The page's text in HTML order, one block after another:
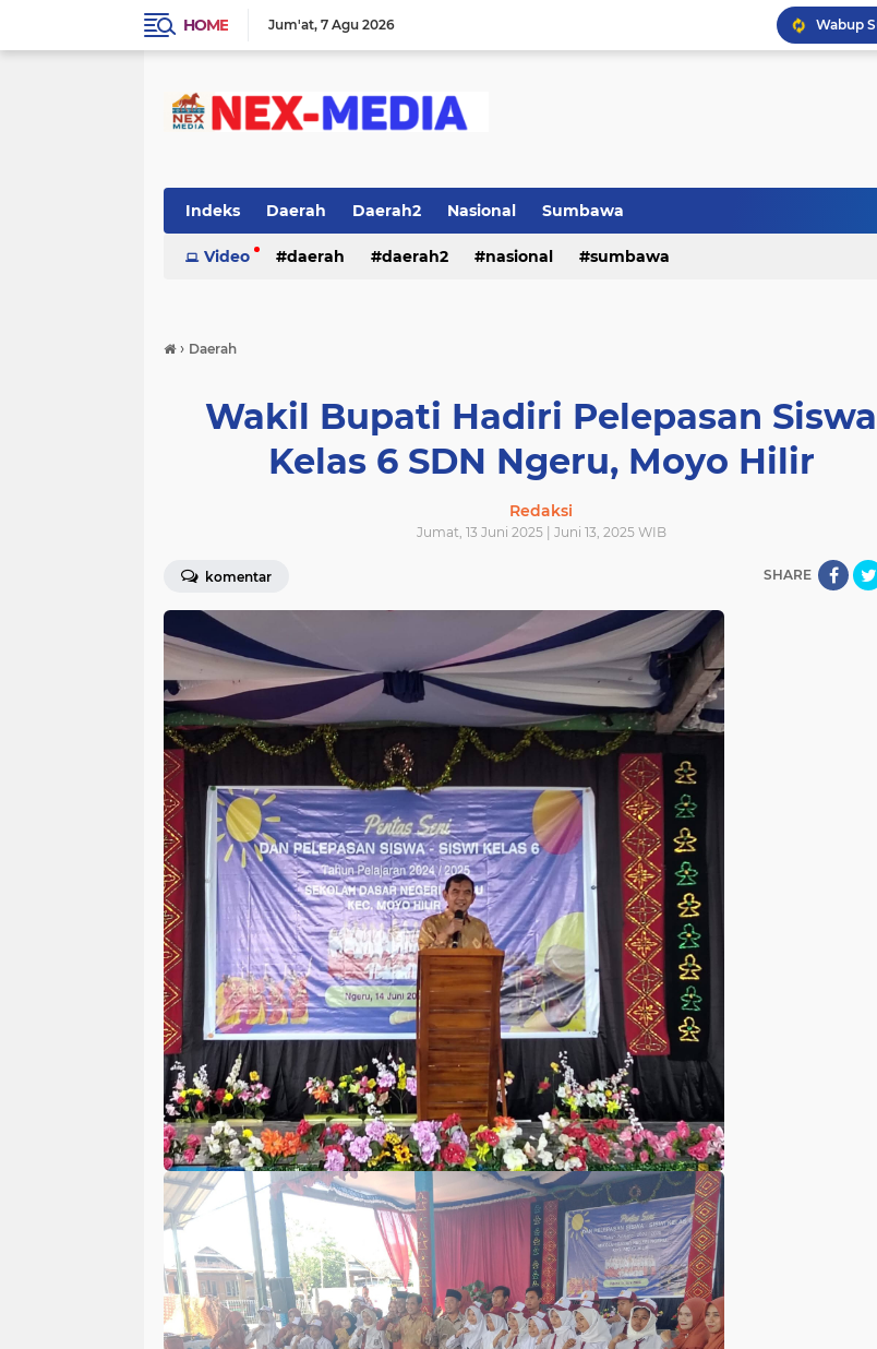
HOME Jum'at 7 Agu 2026
Indeks Daerah Daerah2 Nasional Sumbawa
Video daerah daerah2 nasional sumbawa
› Daerah
Wakil Bupati Hadiri Pelepasan Siswa
Kelas 6 SDN Ngeru, Moyo Hilir
Redaksi
Jumat, 13 Juni 2025 | Juni 13, 2025 WIB
komentar SHARE